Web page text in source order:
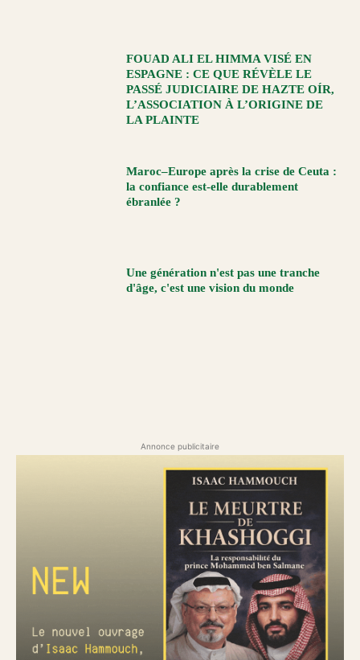
FOUAD ALI EL HIMMA VISÉ EN
ESPAGNE : CE QUE RÉVÈLE LE
PASSÉ JUDICIAIRE DE HAZTE OÍR,
L’ASSOCIATION À L’ORIGINE DE
LA PLAINTE
Maroc–Europe après la crise de Ceuta :
la confiance est-elle durablement
ébranlée ?
Une génération n'est pas une tranche
d'âge, c'est une vision du monde
Annonce publicitaire